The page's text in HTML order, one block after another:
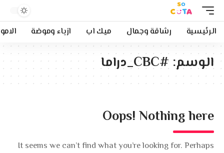
الرئيسية رشاقة وجمال ميك اب ازياء وموضة
الوسم: #CBC_دراما
Oops! Nothing here
It seems we can’t find what you’re looking for. Perhaps